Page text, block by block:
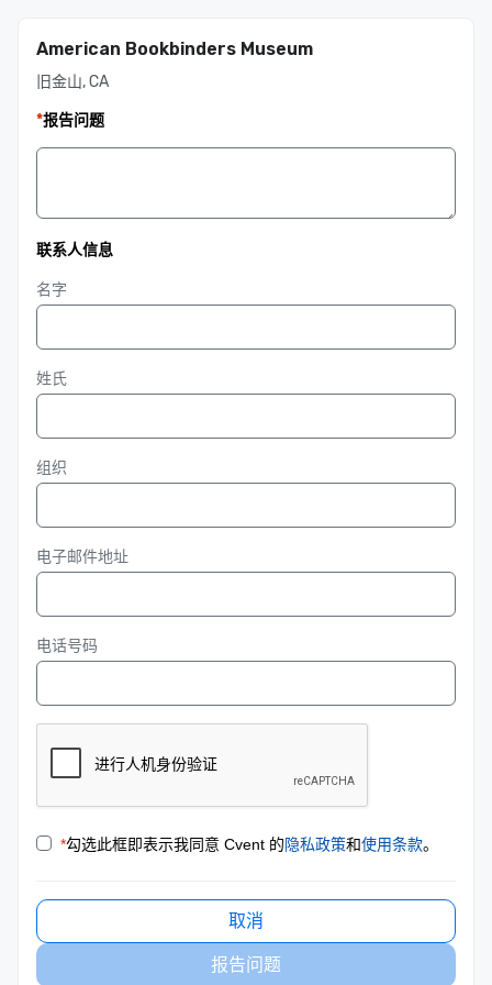
American Bookbinders Museum
旧金山, CA
*报告问题
联系人信息
名字
姓氏
组织
电子邮件地址
电话号码
*勾选此框即表示我同意 Cvent 的隐私政策和使用条款。
取消
报告问题